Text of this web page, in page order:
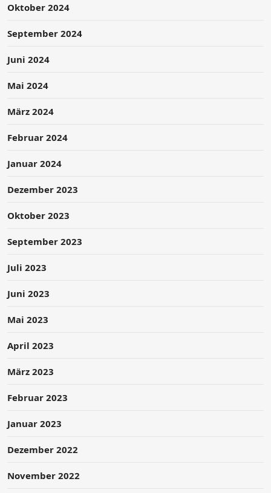
Oktober 2024
September 2024
Juni 2024
Mai 2024
März 2024
Februar 2024
Januar 2024
Dezember 2023
Oktober 2023
September 2023
Juli 2023
Juni 2023
Mai 2023
April 2023
März 2023
Februar 2023
Januar 2023
Dezember 2022
November 2022